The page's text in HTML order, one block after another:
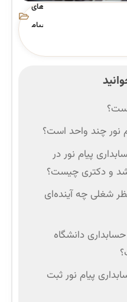
های
پیام
نور چند واحد است؟
پیام نور در
و دکتری چیست؟
شغلی چه آینده‌ای
دانشگاه
پیام نور ثبت